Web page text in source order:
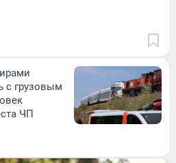
с грузовым
ЧП